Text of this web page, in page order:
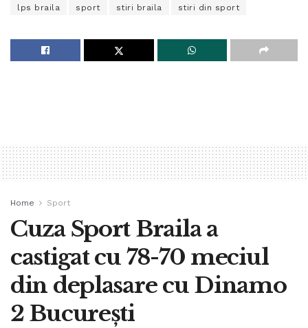
lps braila sport stiri braila stiri din sport
Home Sport
Cuza Sport Braila a
castigat cu 78-70 meciul
din deplasare cu Dinamo
2 București